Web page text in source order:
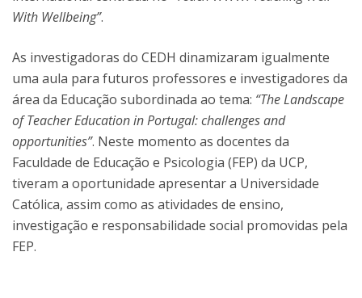
With Wellbeing”.
As investigadoras do CEDH dinamizaram igualmente
uma aula para futuros professores e investigadores da
área da Educação subordinada ao tema: “The Landscape
of Teacher Education in Portugal: challenges and
opportunities”. Neste momento as docentes da
Faculdade de Educação e Psicologia (FEP) da UCP,
tiveram a oportunidade apresentar a Universidade
Católica, assim como as atividades de ensino,
investigação e responsabilidade social promovidas pela
FEP.